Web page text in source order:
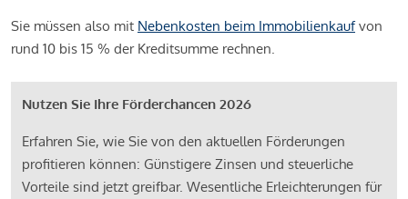
Sie müssen also mit Nebenkosten beim Immobilienkaufvon
rund 10 bis 15 % der Kreditsumme rechnen.
Nutzen Sie Ihre Förderchancen 2026
Erfahren Sie, wie Sie von den aktuellen Förderungen
profitieren können: Günstigere Zinsen und steuerliche
Vorteile sind jetzt greifbar. Wesentliche Erleichterungen für